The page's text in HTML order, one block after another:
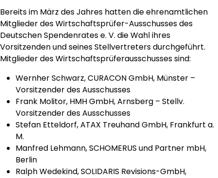
Bereits im März des Jahres hatten die ehrenamtlichen
Mitglieder des Wirtschaftsprüfer-Ausschusses des
Deutschen Spendenrates e. V. die Wahl ihres
Vorsitzenden und seines Stellvertreters durchgeführt.
Mitglieder des Wirtschaftsprüferausschusses sind:
Wernher Schwarz, CURACON GmbH, Münster –
Vorsitzender des Ausschusses
Frank Molitor, HMH GmbH, Arnsberg – Stellv.
Vorsitzender des Ausschusses
Stefan Etteldorf, ATAX Treuhand GmbH, Frankfurt a.
M.
Manfred Lehmann, SCHOMERUS und Partner mbH,
Berlin
Ralph Wedekind, SOLIDARIS Revisions-GmbH,